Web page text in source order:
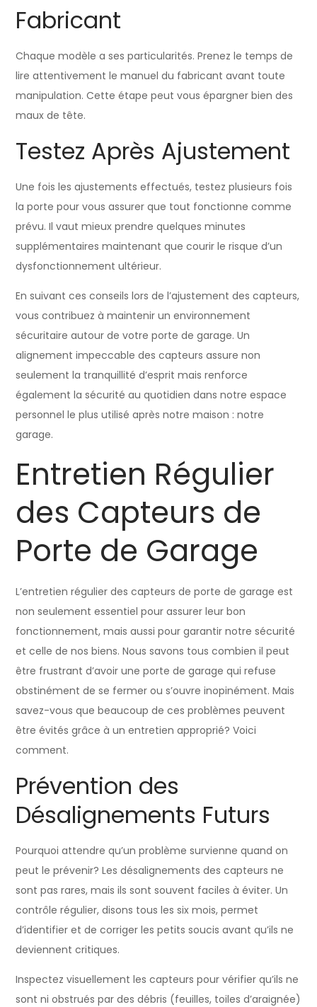
Fabricant
Chaque modèle a ses particularités. Prenez le temps de
lire attentivement le manuel du fabricant avant toute
manipulation. Cette étape peut vous épargner bien des
maux de tête.
Testez Après Ajustement
Une fois les ajustements effectués, testez plusieurs fois
la porte pour vous assurer que tout fonctionne comme
prévu. Il vaut mieux prendre quelques minutes
supplémentaires maintenant que courir le risque d’un
dysfonctionnement ultérieur.
En suivant ces conseils lors de l’ajustement des capteurs,
vous contribuez à maintenir un environnement
sécuritaire autour de votre porte de garage. Un
alignement impeccable des capteurs assure non
seulement la tranquillité d’esprit mais renforce
également la sécurité au quotidien dans notre espace
personnel le plus utilisé après notre maison : notre
garage.
Entretien Régulier
des Capteurs de
Porte de Garage
L’entretien régulier des capteurs de porte de garage est
non seulement essentiel pour assurer leur bon
fonctionnement, mais aussi pour garantir notre sécurité
et celle de nos biens. Nous savons tous combien il peut
être frustrant d’avoir une porte de garage qui refuse
obstinément de se fermer ou s’ouvre inopinément. Mais
savez-vous que beaucoup de ces problèmes peuvent
être évités grâce à un entretien approprié? Voici
comment.
Prévention des
Désalignements Futurs
Pourquoi attendre qu’un problème survienne quand on
peut le prévenir? Les désalignements des capteurs ne
sont pas rares, mais ils sont souvent faciles à éviter. Un
contrôle régulier, disons tous les six mois, permet
d’identifier et de corriger les petits soucis avant qu’ils ne
deviennent critiques.
Inspectez visuellement les capteurs pour vérifier qu’ils ne
sont ni obstrués par des débris (feuilles, toiles d’araignée)